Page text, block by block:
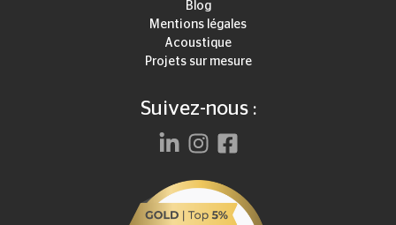
Blog
Mentions légales
Acoustique
Projets sur mesure
Suivez-nous :